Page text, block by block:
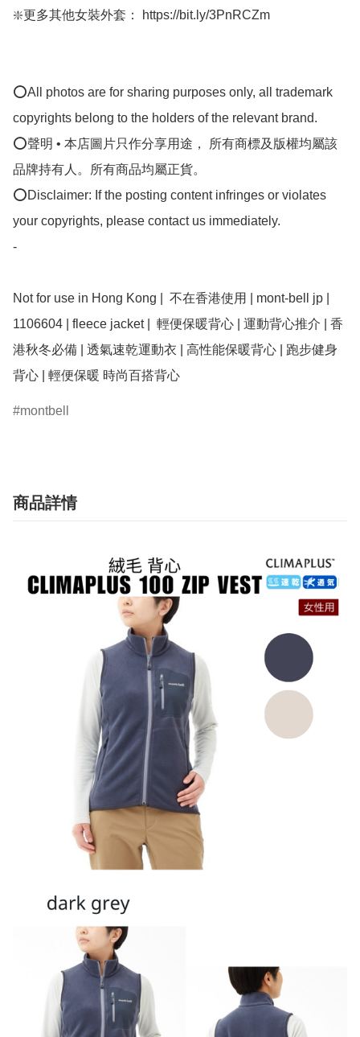
❇️更多其他女裝外套： https://bit.ly/3PnRCZm
⭕All photos are for sharing purposes only, all trademark
copyrights belong to the holders of the relevant brand.
⭕聲明 • 本店圖片只作分享用途， 所有商標及版權均屬該
品牌持有人。所有商品均屬正貨。
⭕Disclaimer: If the posting content infringes or violates
your copyrights, please contact us immediately.
-
Not for use in Hong Kong |  不在香港使用 | mont-bell jp |
1106604 | fleece jacket |  輕便保暖背心 | 運動背心推介 | 香
港秋冬必備 | 透氣速乾運動衣 | 高性能保暖背心 | 跑步健身
背心 | 輕便保暖 時尚百搭背心
montbell
商品詳情